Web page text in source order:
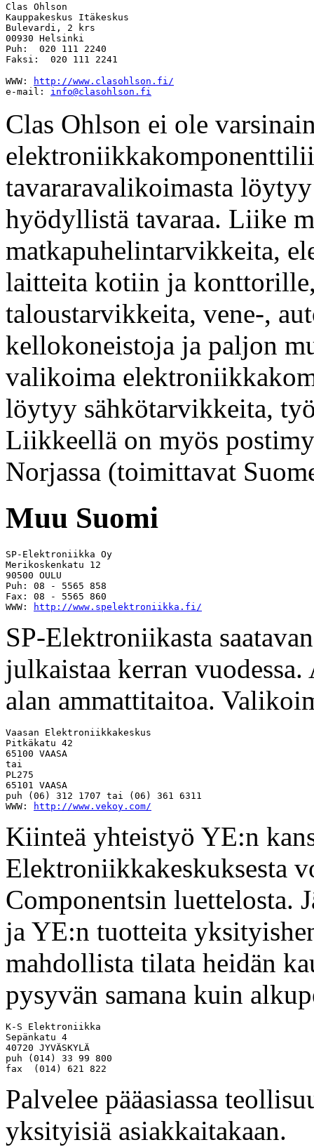
Clas Ohlson
Kauppakeskus Itäkeskus
Bulevardi, 2 krs
00930 Helsinki
Puh:  020 111 2240
WWW:
http://www.clasohlson.fi/
e-mail: info@clasohlson.fi
Clas Ohlson ei ole
tavararavalikoimasta
hyödyllistä tavaraa. Liike
matkapuhelintarvikkeita,
laitteita kotiin ja
taloustarvikkeita, vene-,
kellokoneistoja ja paljon
valikoima
löytyy sähkötarvikkeita,
Liikkeellä on myös
Norjassa (toimittavat
Muu Suomi
SP-Elektroniikka Oy
Merikoskenkatu 12
90500 OULU
Puh: 08 - 5565 858
Fax: 08 - 5565 860
WWW:
http://www.spelektroniikka.fi/
SP-Elektroniikasta
julkaistaa kerran
alan ammattitaitoa.
Vaasan Elektroniikkakeskus
Pitkäkatu 42
65100 VAASA
tai
PL275
65101 VAASA
puh (06) 312 1707 tai (06) 361 6311
WWW:
http://www.vekoy.com/
Kiinteä yhteistyö YE:n
Elektroniikkakeskuksesta
Componentsin luettelosta.
ja YE:n tuotteita
mahdollista tilata heidän
pysyvän samana kuin
K-S Elektroniikka
Sepänkatu 4
40720 JYVÄSKYLÄ
puh (014) 33 99 800
Palvelee pääasiassa
yksityisiä asiakkaitakaan.